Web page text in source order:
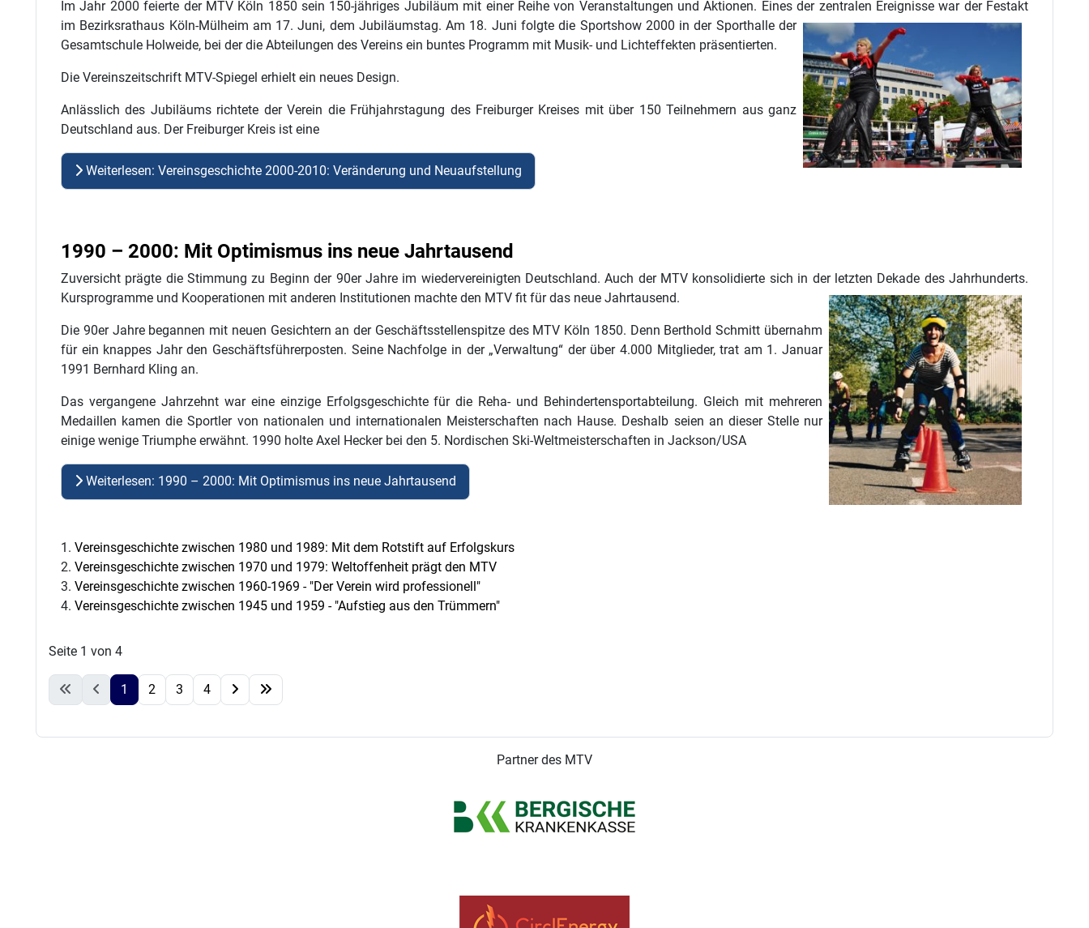
Im Jahr 2000 feierte der MTV Köln 1850 sein 150-jähriges Jubiläum mit einer Reihe von Veranstaltungen und Aktionen. Eines der zentralen Ereignisse war der Festakt
im Bezirksrathaus Köln-Mülheim am 17. Juni, dem Jubiläumstag. Am 18. Juni folgte die Sportshow 2000 in der Sporthalle der
Gesamtschule Holweide, bei der die Abteilungen des Vereins ein buntes Programm mit Musik- und Lichteffekten präsentierten.
Die Vereinszeitschrift MTV-Spiegel erhielt ein neues Design.
Anlässlich des Jubiläums richtete der Verein die Frühjahrstagung des Freiburger Kreises mit über 150 Teilnehmern aus ganz
Deutschland aus. Der Freiburger Kreis ist eine
Weiterlesen: Vereinsgeschichte 2000-2010: Veränderung und Neuaufstellung
1990 – 2000: Mit Optimismus ins neue Jahrtausend
Zuversicht prägte die Stimmung zu Beginn der 90er Jahre im wiedervereinigten Deutschland. Auch der MTV konsolidierte sich in der letzten Dekade des Jahrhunderts.
Kursprogramme und Kooperationen mit anderen Institutionen machte den MTV fit für das neue Jahrtausend.
Die 90er Jahre begannen mit neuen Gesichtern an der Geschäftsstellenspitze des MTV Köln 1850. Denn Berthold Schmitt übernahm
für ein knappes Jahr den Geschäftsführerposten. Seine Nachfolge in der „Verwaltung“ der über 4.000 Mitglieder, trat am 1. Januar
1991 Bernhard Kling an.
Das vergangene Jahrzehnt war eine einzige Erfolgsgeschichte für die Reha- und Behindertensportabteilung. Gleich mit mehreren
Medaillen kamen die Sportler von nationalen und internationalen Meisterschaften nach Hause. Deshalb seien an dieser Stelle nur
einige wenige Triumphe erwähnt. 1990 holte Axel Hecker bei den 5. Nordischen Ski-Weltmeisterschaften in Jackson/USA
Weiterlesen: 1990 – 2000: Mit Optimismus ins neue Jahrtausend
Vereinsgeschichte zwischen 1980 und 1989: Mit dem Rotstift auf Erfolgskurs
Vereinsgeschichte zwischen 1970 und 1979: Weltoffenheit prägt den MTV
Vereinsgeschichte zwischen 1960-1969 - "Der Verein wird professionell"
Vereinsgeschichte zwischen 1945 und 1959 - "Aufstieg aus den Trümmern"
Seite 1 von 4
1 2 3 4
Partner des MTV